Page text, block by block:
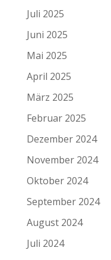
Juli 2025
Juni 2025
Mai 2025
April 2025
März 2025
Februar 2025
Dezember 2024
November 2024
Oktober 2024
September 2024
August 2024
Juli 2024